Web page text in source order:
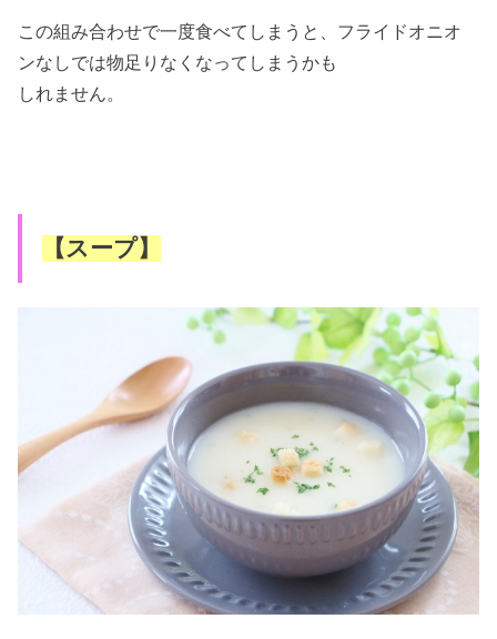
この組み合わせで一度食べてしまうと、フライドオニオ
ンなしでは物足りなくなってしまうかも
しれません。
【スープ】